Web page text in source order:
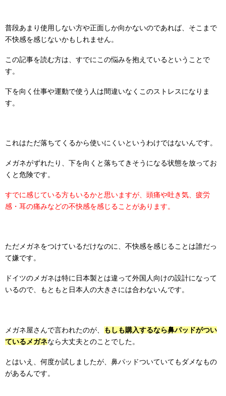
普段あまり使用しない方や正面しか向かないのであれば、そこまで
不快感を感じないかもしれません。
この記事を読む方は、すでにこの悩みを抱えているということで
す。
下を向く仕事や運動で使う人は間違いなくこのストレスになりま
す。
これはただ落ちてくるから使いにくいというわけではないんです。
メガネがずれたり、下を向くと落ちてきそうになる状態を放ってお
くと危険です。
すでに感じている方もいるかと思いますが、頭痛や吐き気、疲労
感・耳の痛みなどの不快感を感じることがあります。
ただメガネをつけているだけなのに、不快感を感じることは誰だっ
て嫌です。
ドイツのメガネは特に日本製とは違って外国人向けの設計になって
いるので、もともと日本人の大きさには合わないんです。
メガネ屋さんで言われたのが、
もしも購入するなら鼻パッドがつい
ているメガネなら大丈夫とのことでした。
とはいえ、何度か試しましたが、鼻パッドついていてもダメなもの
があるんです。